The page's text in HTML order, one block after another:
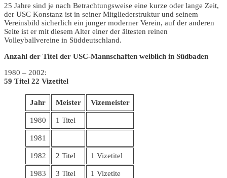
25 Jahre sind je nach Betrachtungsweise eine kurze oder lange Zeit,
der USC Konstanz ist in seiner Mitgliederstruktur und seinem
Vereinsbild sicherlich ein junger moderner Verein, auf der anderen
Seite ist er mit diesem Alter einer der ältesten reinen
Volleyballvereine in Süddeutschland.
Anzahl der Titel der USC-Mannschaften weiblich in Südbaden
1980 – 2002:
59 Titel 22 Vizetitel
Jahr Meister Vizemeister
1980 1 Titel
1981
1982 2 Titel 1 Vizetitel
1983 3 Titel 1 Vizetite